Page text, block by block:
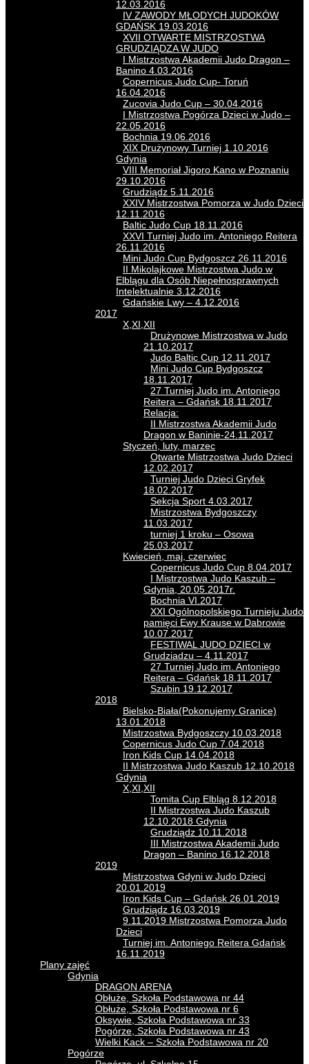
12.03.2016
IV ZAWODY MŁODYCH JUDOKÓW
GDAŃSK 19.03.2016
XVII OTWARTE MISTRZOSTWA
GRUDZIĄDZA W JUDO
I Mistrzostwa Akademii Judo Dragon –
Banino 4.03.2016
Copernicus Judo Cup- Toruń
16.04.2016
Zucovia Judo Cup – 30.04.2016
I Mistrzostwa Pogórza Dzieci w Judo –
22.05.2016
Bochnia 19.06.2016
XIX Drużynowy Turniej 1.10.2016
Gdynia
VIII Memoriał Jigoro Kano w Poznaniu
29.10.2016
Grudziądz 5.11.2016
XXIV Mistrzostwa Pomorza w Judo Dzieci
12.11.2016
Baltic Judo Cup 18.11.2016
XXVI Turniej Judo im. Antoniego Reitera
26.11.2016
Mini Judo Cup Bydgoszcz 26.11.2016
II Mikolajkowe Mistrzostwa Judo w
Elblągu dla Osób Niepełnosprawnych
Intelektualnie 3.12.2016
Gdańskie Lwy – 4.12.2016
2017
X,XI,XII
Drużynowe Mistrzostwa w Judo
21.10.2017
Judo Baltic Cup 12.11.2017
Mini Judo Cup Bydgoszcz
18.11.2017
27 Turniej Judo im. Antoniego
Reitera – Gdańsk 18.11.2017
Relacja:
II Mistrzostwa Akademii Judo
Dragon w Baninie-24.11.2017
Styczeń, luty, marzec
Otwarte Mistrzostwa Judo Dzieci
12.02.2017
Turniej Judo Dzieci Gryfek
18.02.2017
Sekcja Sport 4.03.2017
Mistrzostwa Bydgoszczy
11.03.2017
turniej 1 kroku – Osowa
25.03.2017
Kwiecień, maj, czerwiec
Copernicus Judo Cup 8.04.2017
I Mistrzostwa Judo Kaszub –
Gdynia, 20.05.2017r.
Bochnia VI.2017
XXI Ogólnopolskiego Turnieju Judo
pamięci Ewy Krause w Dabrowie
10.07.2017
FESTIWAL JUDO DZIECI w
Grudziadzu – 4.11.2017
27 Turniej Judo im. Antoniego
Reitera – Gdańsk 18.11.2017
Szubin 19.12.2017
2018
Bielsko-Biała(Pokonujemy Granice)
13.01.2018
Mistrzostwa Bydgoszczy 10.03.2018
Copernicus Judo Cup 7.04.2018
Iron Kids Cup 14.04.2018
II Mistrzostwa Judo Kaszub 12.10.2018
Gdynia
X,XI,XII
Tomita Cup Elbląg 8.12.2018
II Mistrzostwa Judo Kaszub
12.10.2018 Gdynia
Grudziądz 10.11.2018
III Mistrzostwa Akademii Judo
Dragon – Banino 16.12.2018
2019
Mistrzostwa Gdyni w Judo Dzieci
20.01.2019
Iron Kids Cup – Gdańsk 26.01.2019
Grudziądz 16.03.2019
9.11.2019 Mistrzostwa Pomorza Judo
Dzieci
Turniej im. Antoniego Reitera Gdańsk
16.11.2019
Plany zajęć
Gdynia
DRAGON ARENA
Obłuże, Szkoła Podstawowa nr 44
Obłuże, Szkoła Podstawowa nr 6
Oksywie, Szkoła Podstawowa nr 33
Pogórze, Szkoła Podstawowa nr 43
Wielki Kack – Szkoła Podstawowa nr 20
Pogórze